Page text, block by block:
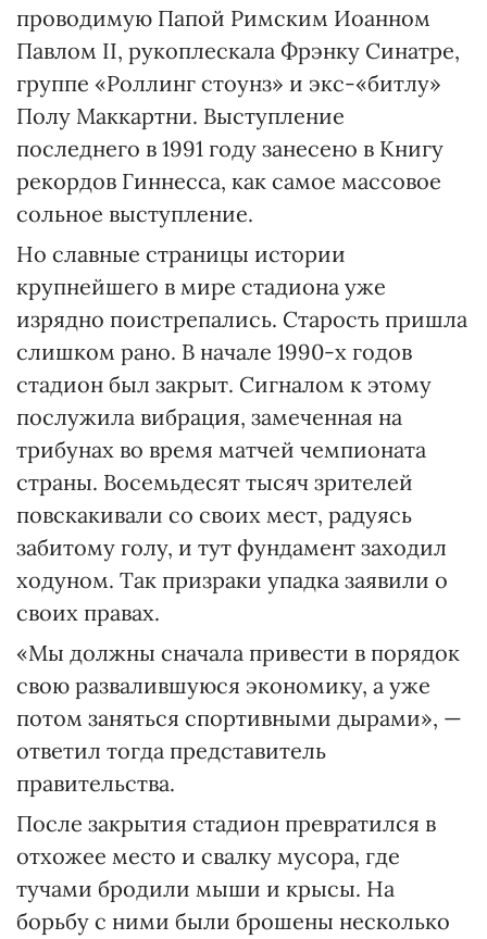
проводимую Папой Римским Иоанном
Павлом II, рукоплескала Фрэнку Синатре,
группе «Роллинг стоунз» и экс-«битлу»
Полу Маккартни. Выступление
последнего в 1991 году занесено в Книгу
рекордов Гиннесса, как самое массовое
сольное выступление.
Но славные страницы истории
крупнейшего в мире стадиона уже
изрядно поистрепались. Старость пришла
слишком рано. В начале 1990-х годов
стадион был закрыт. Сигналом к этому
послужила вибрация, замеченная на
трибунах во время матчей чемпионата
страны. Восемьдесят тысяч зрителей
повскакивали со своих мест, радуясь
забитому голу, и тут фундамент заходил
ходуном. Так призраки упадка заявили о
своих правах.
«Мы должны сначала привести в порядок
свою развалившуюся экономику, а уже
потом заняться спортивными дырами», —
ответил тогда представитель
правительства.
После закрытия стадион превратился в
отхожее место и свалку мусора, где
тучами бродили мыши и крысы. На
борьбу с ними были брошены несколько